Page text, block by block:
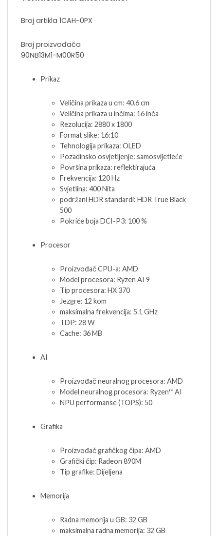
Broj artikla 1CAH-0PX
Broj proizvođača
90NB13M1-M00R50
Prikaz
Veličina prikaza u cm: 40.6 cm
Veličina prikaza u inčima: 16 inča
Rezolucija: 2880 x 1800
Format slike: 16:10
Tehnologija prikaza: OLED
Pozadinsko osvjetljenje: samosvijetleće
Površina prikaza: reflektirajuća
Frekvencija: 120 Hz
Svjetlina: 400 Nita
podržani HDR standardi: HDR True Black
500
Pokriće boja DCI-P3: 100 %
Procesor
Proizvođač CPU-a: AMD
Model procesora: Ryzen AI 9
Tip procesora: HX 370
Jezgre: 12 kom
maksimalna frekvencija: 5.1 GHz
TDP: 28 W
Cache: 36 MB
AI
Proizvođač neuralnog procesora: AMD
Model neuralnog procesora: Ryzen™ AI
NPU performanse (TOPS): 50
Grafika
Proizvođač grafičkog čipa: AMD
Grafički čip: Radeon 890M
Tip grafike: Dijeljena
Memorija
Radna memorija u GB: 32 GB
maksimalna radna memorija: 32 GB